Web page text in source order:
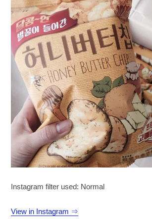
Instagram filter used: Normal
View in Instagram ⇒